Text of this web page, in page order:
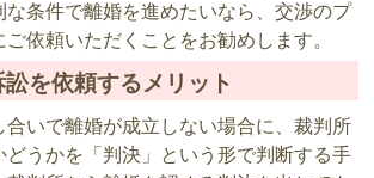
な条件で離婚を進めたいなら、交渉のプ
依頼いただくことをお勧めします。
を依頼するメリット
合いで離婚が成立しない場合に、裁判所
どうかを「判決」という形で判断する手